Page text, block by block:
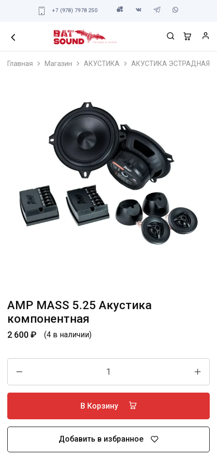
+7 (978) 7978 250
Главная Магазин АКУСТИКА АКУСТИКА ЭСТРАДНАЯ
AMP MASS 5.25 Акустика
компонентная
2 600₽ (4 в наличии)
В Корзину
Добавить в избранное